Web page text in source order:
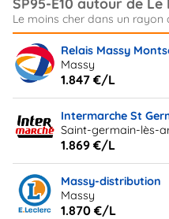
Relais Massy
Massy
1.847 €/L
Intermarche St
Saint-germain-lès-
1.869 €/L
Massy-distribution
Massy
1.870 €/L